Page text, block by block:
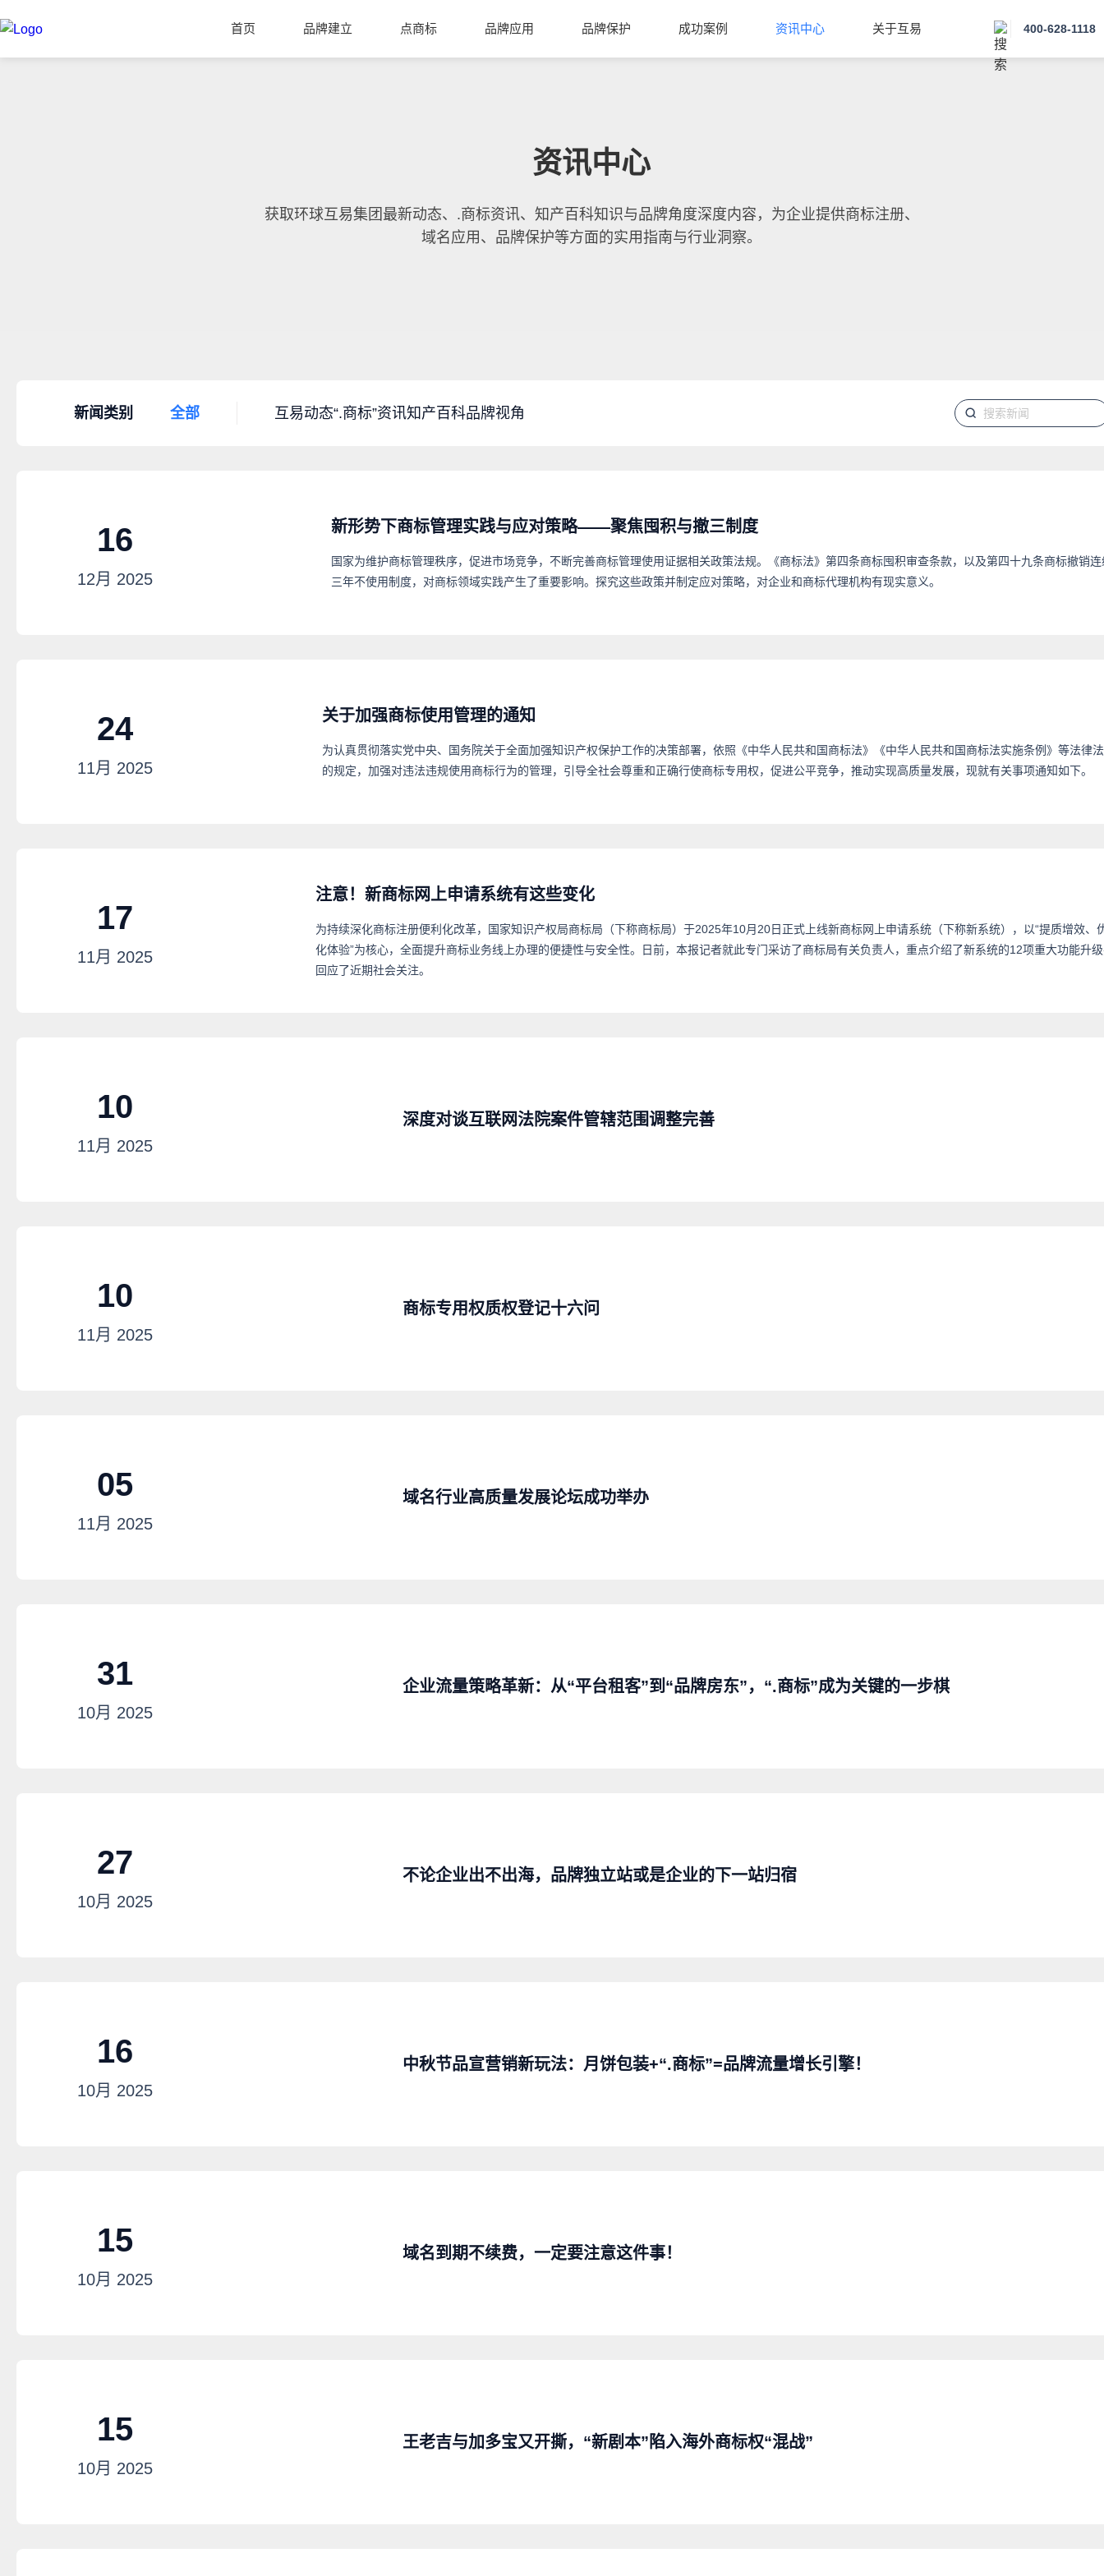
首页 品牌建立 点商标 品牌应用 品牌保护 成功案例 资讯中心 关于互易 400-628-1118
资讯中心
获取环球互易集团最新动态、.商标资讯、知产百科知识与品牌角度深度内容，为企业提供商标注册、
域名应用、品牌保护等方面的实用指南与行业洞察。
新闻类别 全部 互易动态“.商标”资讯知产百科品牌视角
16
12月 2025
新形势下商标管理实践与应对策略——聚焦囤积与撤三制度
国家为维护商标管理秩序，促进市场竞争，不断完善商标管理使用证据相关政策法规。《商标法》第四条商标囤积审查条款，以及第四十九条商标撤销连
三年不使用制度，对商标领域实践产生了重要影响。探究这些政策并制定应对策略，对企业和商标代理机构有现实意义。
24
11月 2025
关于加强商标使用管理的通知
为认真贯彻落实党中央、国务院关于全面加强知识产权保护工作的决策部署，依照《中华人民共和国商标法》《中华人民共和国商标法实施条例》等法律
的规定，加强对违法违规使用商标行为的管理，引导全社会尊重和正确行使商标专用权，促进公平竞争，推动实现高质量发展，现就有关事项通知如下。
17
11月 2025
注意！新商标网上申请系统有这些变化
为持续深化商标注册便利化改革，国家知识产权局商标局（下称商标局）于2025年10月20日正式上线新商标网上申请系统（下称新系统），以“提质增效、
化体验”为核心，全面提升商标业务线上办理的便捷性与安全性。日前，本报记者就此专门采访了商标局有关负责人，重点介绍了新系统的12项重大功能升
回应了近期社会关注。
10
11月 2025
深度对谈互联网法院案件管辖范围调整完善
10
11月 2025
商标专用权质权登记十六问
05
11月 2025
域名行业高质量发展论坛成功举办
31
10月 2025
企业流量策略革新：从“平台租客”到“品牌房东”，“.商标”成为关键的一步棋
27
10月 2025
不论企业出不出海，品牌独立站或是企业的下一站归宿
16
10月 2025
中秋节品宣营销新玩法：月饼包装+“.商标”=品牌流量增长引擎！
15
10月 2025
域名到期不续费，一定要注意这件事！
15
10月 2025
王老吉与加多宝又开撕，“新剧本”陷入海外商标权“混战”